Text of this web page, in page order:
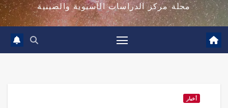
مجلة مركز الدراسات الآسيوية والصينية
أخبار